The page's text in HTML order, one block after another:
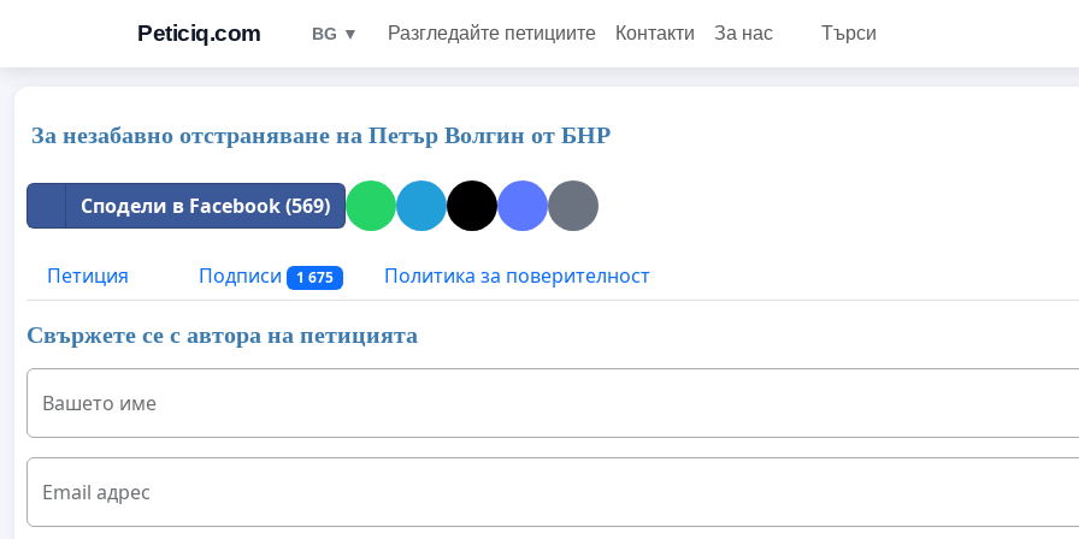
Peticiq.com BG ▼ Разгледайте петициите Контакти За нас Търси
За незабавно отстраняване на Петър Волгин от БНР
Сподели в Facebook (569)
Петиция Подписи 1 675 Политика за поверителност
Свържете се с автора на петицията
Вашето име
Email адрес